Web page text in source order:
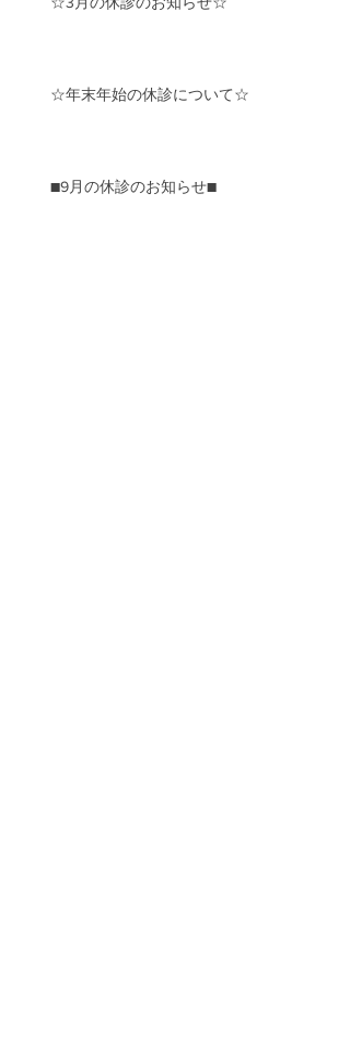
☆年末年始の休診について☆
■9月の休診のお知らせ■